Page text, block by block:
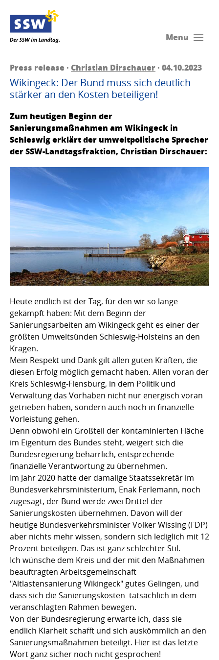
Menu
Press release · Christian Dirschauer· 04.10.2023
Wikingeck: Der Bund muss sich deutlich
stärker an den Kosten beteiligen!
Zum heutigen Beginn der
Sanierungsmaßnahmen am Wikingeck in
Schleswig erklärt der umweltpolitische Sprecher
der SSW-Landtagsfraktion, Christian Dirschauer:
Heute endlich ist der Tag, für den wir so lange
gekämpft haben: Mit dem Beginn der
Sanierungsarbeiten am Wikingeck geht es einer der
größten Umweltsünden Schleswig-Holsteins an den
Kragen.
Mein Respekt und Dank gilt allen guten Kräften, die
diesen Erfolg möglich gemacht haben. Allen voran der
Kreis Schleswig-Flensburg, in dem Politik und
Verwaltung das Vorhaben nicht nur energisch voran
getrieben haben, sondern auch noch in finanzielle
Vorleistung gehen.
Denn obwohl ein Großteil der kontaminierten Fläche
im Eigentum des Bundes steht, weigert sich die
Bundesregierung beharrlich, entsprechende
finanzielle Verantwortung zu übernehmen.
Im Jahr 2020 hatte der damalige Staatssekretär im
Bundesverkehrsministerium, Enak Ferlemann, noch
zugesagt, der Bund werde zwei Drittel der
Sanierungskosten übernehmen. Davon will der
heutige Bundesverkehrsminister Volker Wissing (FDP)
aber nichts mehr wissen, sondern sich lediglich mit 12
Prozent beteiligen. Das ist ganz schlechter Stil.
Ich wünsche dem Kreis und der mit den Maßnahmen
beauftragten Arbeitsgemeinschaft
"Altlastensanierung Wikingeck" gutes Gelingen, und
dass sich die Sanierungskosten tatsächlich in dem
veranschlagten Rahmen bewegen.
Von der Bundesregierung erwarte ich, dass sie
endlich Klarheit schafft und sich auskömmlich an den
Sanierungsmaßnahmen beteiligt. Hier ist das letzte
Wort ganz sicher noch nicht gesprochen!